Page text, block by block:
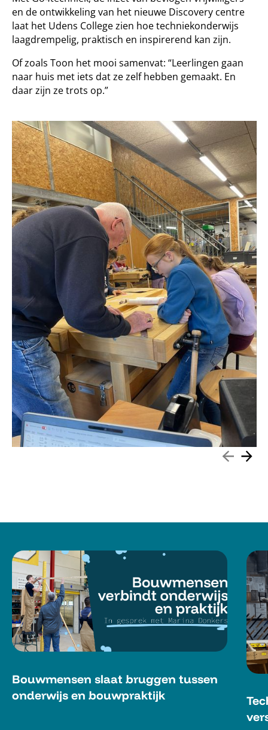
en de ontwikkeling van het nieuwe Discovery centre
laat het Udens College zien hoe techniekonderwijs
laagdrempelig, praktisch en inspirerend kan zijn.
Of zoals Toon het mooi samenvat: “Leerlingen gaan
naar huis met iets dat ze zelf hebben gemaakt. En
daar zijn ze trots op.”
Bouwmensen slaat bruggen tussen
onderwijs en bouwpraktijk